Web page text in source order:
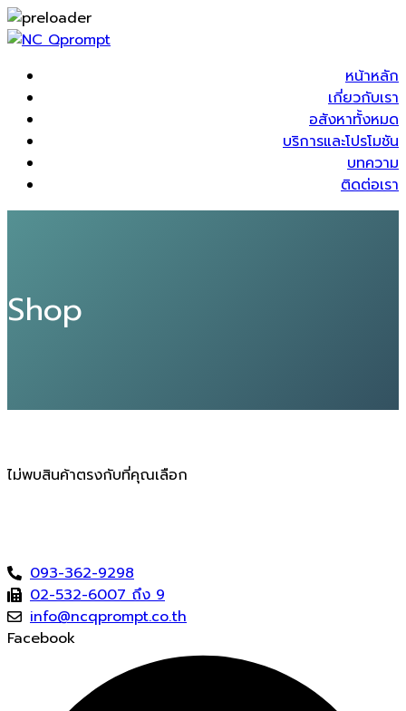
หน้าหลัก
เกี่ยวกับเรา
อสังหาทั้งหมด
บริการและโปรโมชัน
บทความ
ติดต่อเรา
Shop
ไม่พบสินค้าตรงกับที่คุณเลือก
093-362-9298
02-532-6007 ถึง 9
info@ncqprompt.co.th
Facebook